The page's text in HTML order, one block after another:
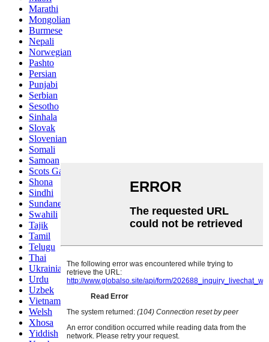
Marathi
Mongolian
Burmese
Nepali
Norwegian
Pashto
Persian
Punjabi
Serbian
Sesotho
Sinhala
Slovak
Slovenian
Somali
Samoan
Scots Gaelic
Shona
Sindhi
Sundanese
Swahili
Tajik
Tamil
Telugu
Thai
Ukrainian
Urdu
Uzbek
Vietnamese
Welsh
Xhosa
Yiddish